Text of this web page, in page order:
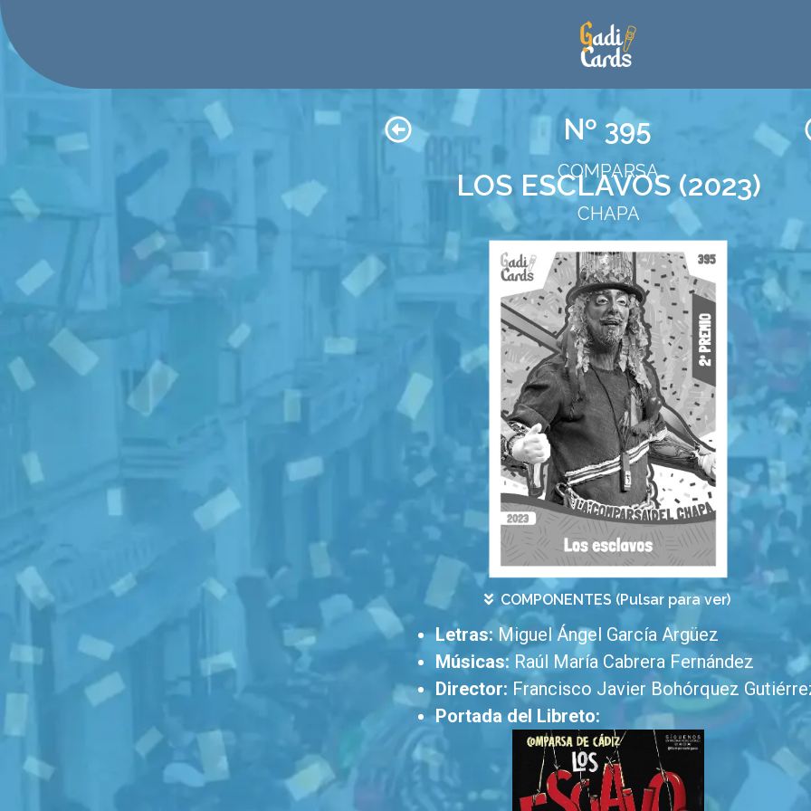
Nº 395
COMPARSA
LOS ESCLAVOS (2023)
CHAPA
COMPONENTES (Pulsar para ver)
Letras:Miguel Ángel García Argüez
Músicas: Raúl María Cabrera Fernández
Director: Francisco Javier Bohórquez
Portada del Libreto: